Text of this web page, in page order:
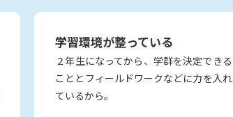
学習環境が整っている
２年生になってから、学群を決定できる
こととフィールドワークなどに力を入れ
ているから。